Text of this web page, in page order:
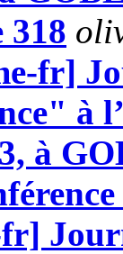
318
fr]
à
à